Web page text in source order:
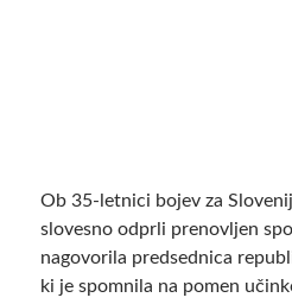
Ob 35-letnici bojev za
slovesno odprli prenovljen
nagovorila predsednica
ki je spomnila na pomen